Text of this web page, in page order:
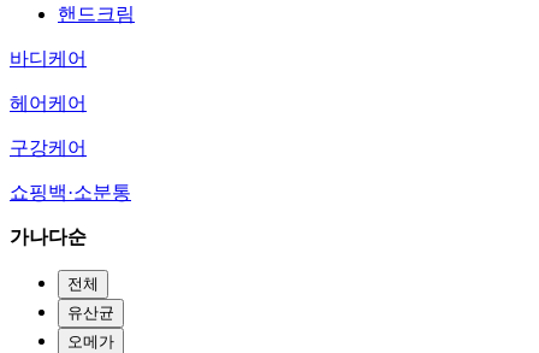
핸드크림
바디케어
헤어케어
구강케어
쇼핑백·소분통
가나다순
전체
유산균
오메가